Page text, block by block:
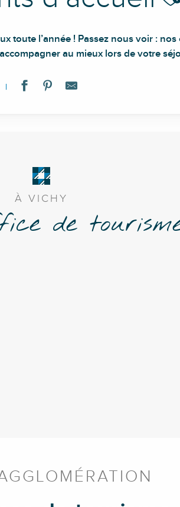
toute l’année ! Passez nous voir :
au mieux lors de votre
À VICHY
de